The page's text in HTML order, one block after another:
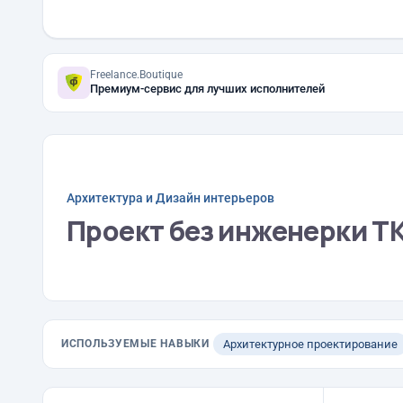
Freelance.Boutique
Премиум-сервис для лучших исполнителей
Архитектура и Дизайн интерьеров
Проект без инженерки
ИСПОЛЬЗУЕМЫЕ НАВЫКИ Архитектурное проектирование